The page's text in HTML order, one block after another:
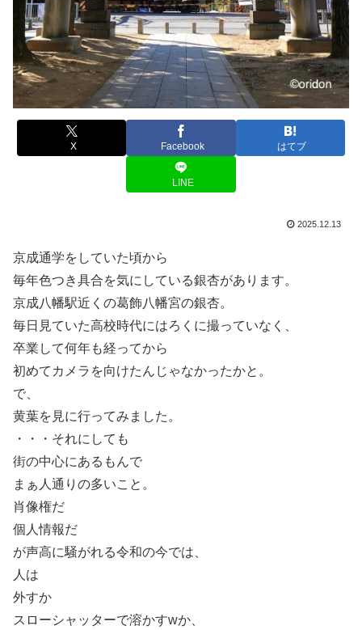
X Facebook はてブ
LINE
2025.12.13
京成通学をしていた頃から
毎年色つき具合を気にしている銀杏があります。
京成八幡駅近くの葛飾八幡宮の銀杏。
毎日見ていた高校時代にはろくに撮っていなく、
卒業して何年も経ってから
初めてカメラを向けたんじゃなかったかと。
で、
黄葉を見に行ってみました。
・・・それにしても
街の中心にあるもんで
まぁ人通りの多いこと。
肖像権だ
個人情報だ
が声高に騒がれる令和の今では、
人は
外すか
スローシャッターで溶かすwか、